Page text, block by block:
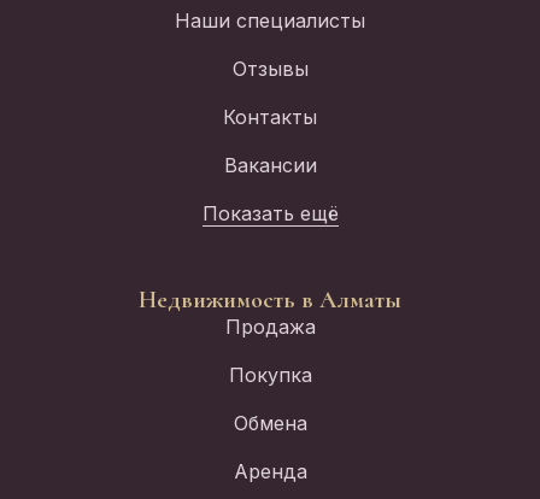
Наши специалисты
Отзывы
Контакты
Вакансии
Показать ещё
Недвижимость в Алматы
Продажа
Покупка
Обмена
Аренда